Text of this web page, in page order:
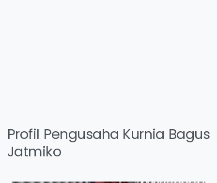
Profil Pengusaha Kurnia Bagus
Jatmiko